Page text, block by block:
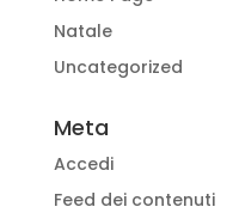
Natale
Uncategorized
Meta
Accedi
Feed dei contenuti